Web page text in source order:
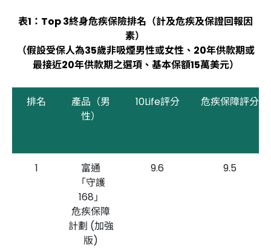
表1：Top 3終身危疾保險排名（計及危疾及保證回報因
素）
（假設受保人為35歲非吸煙男性或女性、20年供款期或
最接近20年供款期之選項、基本保額15萬美元）
排名
產品（男
性）
10Life評分 危疾保障評分
1
富通
「守護
168」
危疾保障
計劃 (加強
版)
9.6 9.5